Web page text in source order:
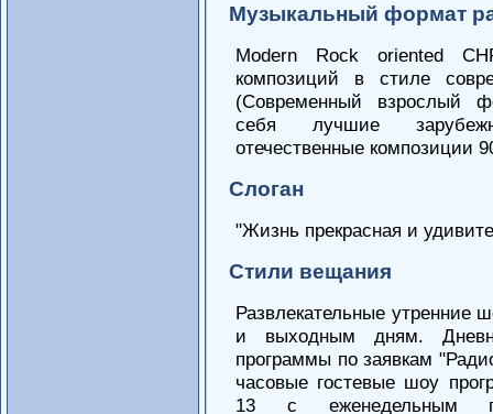
Музыкальный формат
Modern Rock oriented
композиций в стиле
(Современный взрослый
себя лучшие
отечественные композиции
Слоган
"Жизнь прекрасная и
Стили вещания
Развлекательные утренние
и выходным дням.
программы по заявкам
часовые гостевые шоу
13 с еженедельным